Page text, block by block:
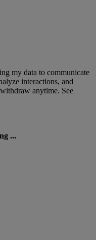
my data to communicate
interactions, and
anytime. See
...